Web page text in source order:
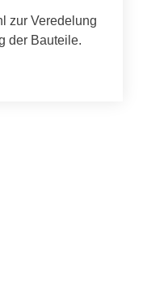
zur Veredelung
der Bauteile.